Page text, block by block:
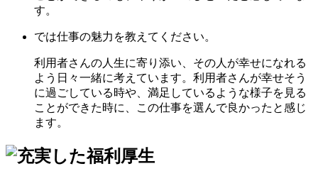
す。
では仕事の魅力を教えてください。
利用者さんの人生に寄り添い、その人が幸せになれる
よう日々一緒に考えています。利用者さんが幸せそう
に過ごしている時や、満足しているような様子を見る
ことができた時に、この仕事を選んで良かったと感じ
ます。